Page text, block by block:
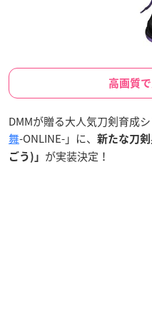
高画質
DMMが贈る大人気刀剣育成
舞-ONLINE-」に、
新たな刀
ごう)」 が実装決定！